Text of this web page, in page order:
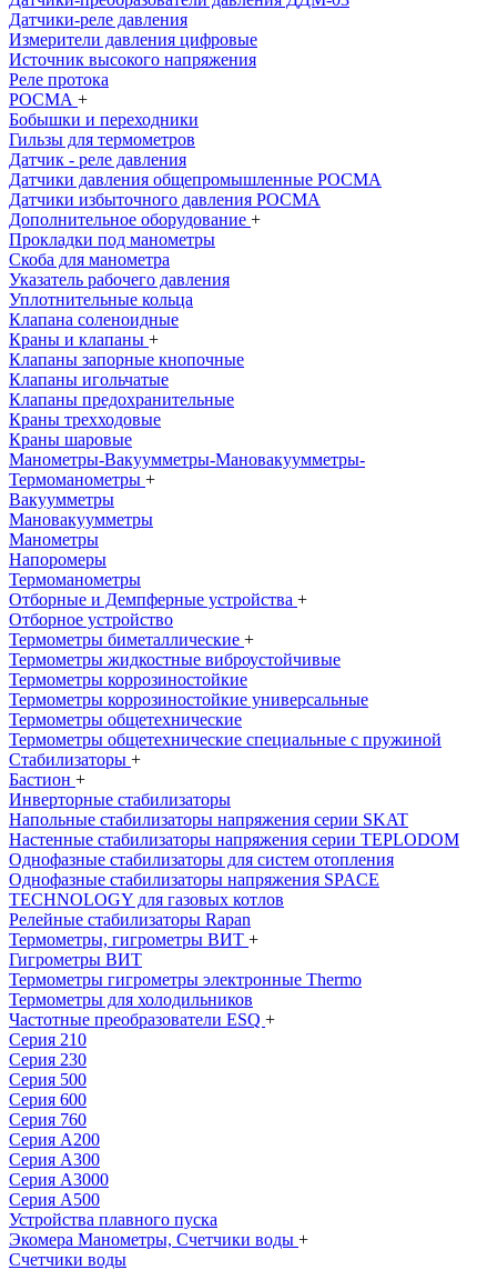
Датчики-реле давления
Измерители давления цифровые
Источник высокого напряжения
Реле протока
РОСМА +
Бобышки и переходники
Гильзы для термометров
Датчик - реле давления
Датчики давления общепромышленныe РОСМА
Датчики избыточного давления РОСМА
Дополнительное оборудование +
Прокладки под манометры
Скоба для манометра
Указатель рабочего давления
Уплотнительные кольца
Клапана соленоидные
Краны и клапаны +
Клапаны запорные кнопочные
Клапаны игольчатые
Клапаны предохранительные
Краны трехходовые
Краны шаровые
Манометры-Вакуумметры-Мановакуумметры-
Термоманометры +
Вакуумметры
Мановакуумметры
Манометры
Напоромеры
Термоманометры
Отборные и Демпферные устройства +
Отборное устройство
Термометры биметаллические +
Термометры жидкостные виброустойчивые
Термометры коррозиностойкие
Термометры коррозиностойкие универсальные
Термометры общетехнические
Термометры общетехнические специальные с пружиной
Стабилизаторы +
Бастион +
Инверторные стабилизаторы
Напольные стабилизаторы напряжения серии SKAT
Настенные стабилизаторы напряжения серии TEPLODOM
Однофазные стабилизаторы для систем отопления
Однофазные стабилизаторы напряжения SPACE
TECHNOLOGY для газовых котлов
Релейные стабилизаторы Rapan
Термометры, гигрометры ВИТ +
Гигрометры ВИТ
Термометры гигрометры электронные Thermo
Термометры для холодильников
Частотные преобразователи ESQ +
Серия 210
Серия 230
Серия 500
Серия 600
Серия 760
Серия А200
Серия А300
Серия А3000
Серия А500
Устройства плавного пуска
Экомера Манометры, Счетчики воды +
Счетчики воды